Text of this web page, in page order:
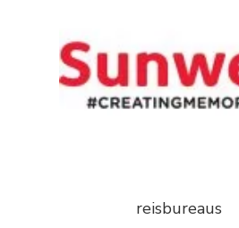
reisbureaus